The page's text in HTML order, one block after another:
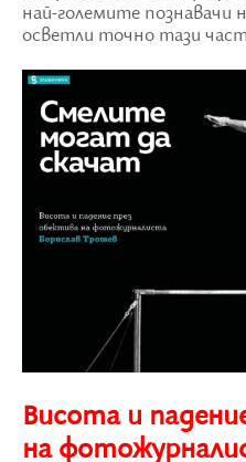
най-големите познавачи
осветли точно тази
Висота и
на